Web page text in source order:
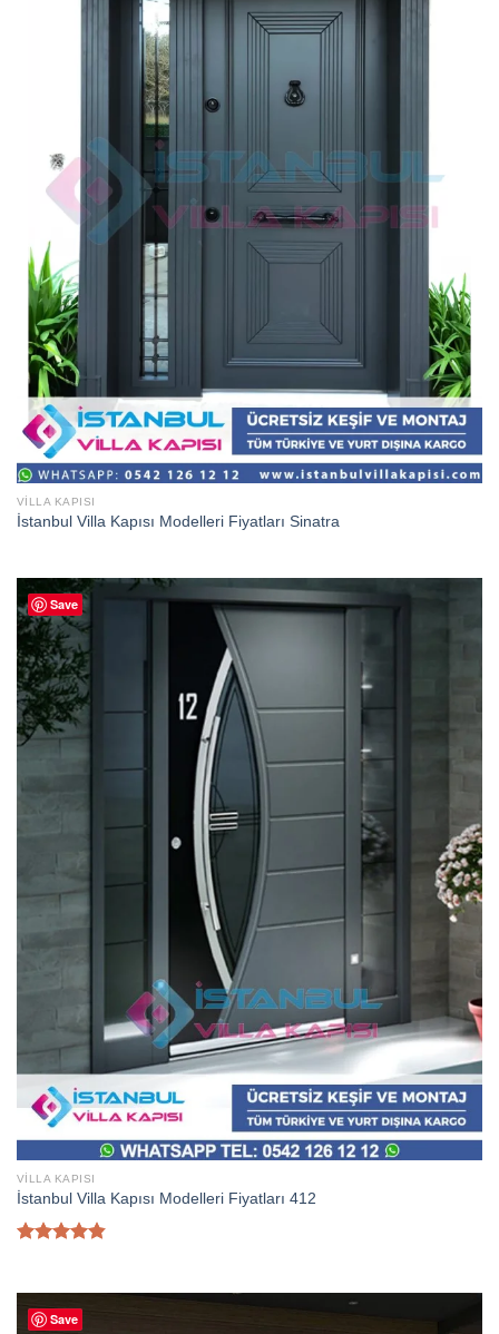
VILLA KAPISI
İstanbul Villa Kapısı Modelleri Fiyatları Sinatra
Save
VILLA KAPISI
İstanbul Villa Kapısı Modelleri Fiyatları 412
4.80oy
aldı
Save